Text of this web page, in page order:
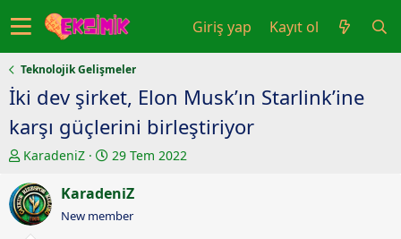
Giriş yap Kayıt ol
Teknolojik Gelişmeler
İki dev şirket, Elon Musk’ın Starlink’ine
karşı güçlerini birleştiriyor
K
n
u
y
KaradeniZ
B
ş
l
29 Tem 2022
KaradeniZ
New member